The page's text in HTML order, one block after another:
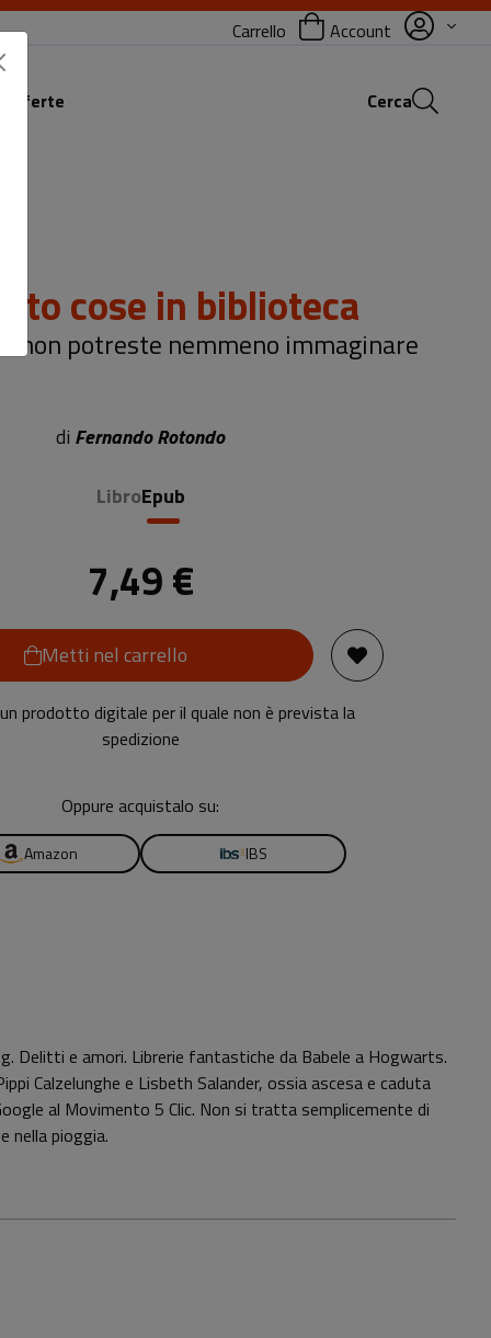
Carrello Account
offerte Cerca
cose in biblioteca
non potreste nemmeno immaginare
di Fernando Rotondo
LibroEpub
7,49 €
Metti nel carrello
prodotto digitale per il quale non è prevista la
spedizione
Oppure acquistalo su:
Amazon IBS
Delitti e amori. Librerie fantastiche da Babele a Hogwarts.
Calzelunghe e Lisbeth Salander, ossia ascesa e caduta
al Movimento 5 Clic. Non si tratta semplicemente di
nella pioggia.